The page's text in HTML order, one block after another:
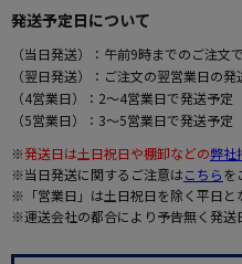
発送予定日について
（当日発送）：午前9時までのご注文
（翌日発送）：ご注文の翌営業日の発
（4営業日）：2～4営業日で発送予定
（5営業日）：3～5営業日で発送予定
※発送日は土日祝日や棚卸などの弊社
※当日発送に関するご注意はこちらを
※「営業日」は土日祝日を除く平日と
※運送会社の都合により予告無く発送